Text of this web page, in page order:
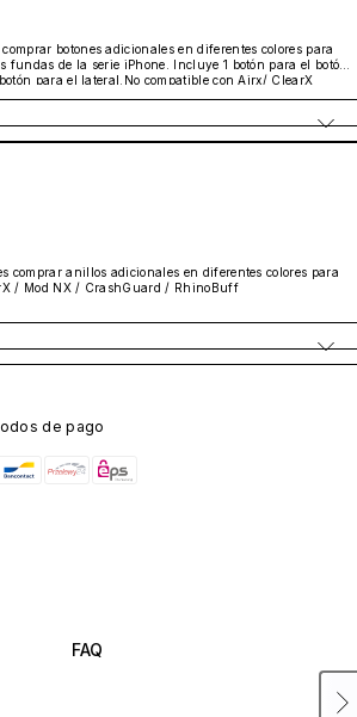
botones adicionales en diferentes colores para
de la serie iPhone. Incluye 1 botón para el botón
para el lateral.No compatible con Airx/ ClearX
anillos adicionales en diferentes colores para
/ Mod NX / CrashGuard / RhinoBuff
de pago
FAQ